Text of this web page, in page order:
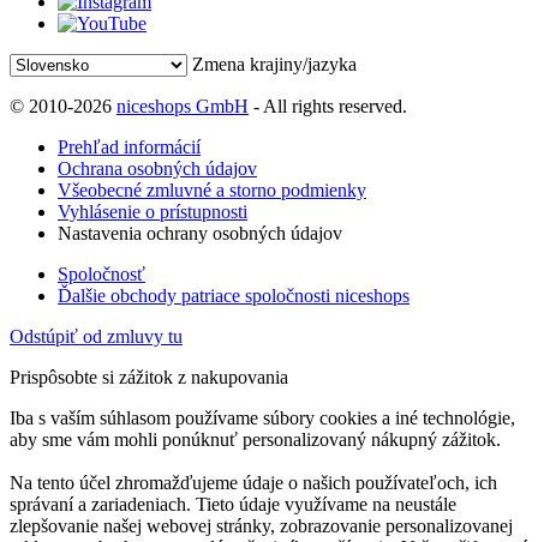
Zmena krajiny/jazyka
© 2010-2026 niceshops GmbH - All rights reserved.
Prehľad informácií
Ochrana osobných údajov
Všeobecné zmluvné a storno podmienky
Vyhlásenie o prístupnosti
Nastavenia ochrany osobných údajov
Spoločnosť
Ďalšie obchody patriace spoločnosti niceshops
Odstúpiť od zmluvy tu
Prispôsobte si zážitok z nakupovania
Iba s vaším súhlasom používame súbory cookies a iné technológie,
aby sme vám mohli ponúknuť personalizovaný nákupný zážitok.
Na tento účel zhromažďujeme údaje o našich používateľoch, ich
správaní a zariadeniach. Tieto údaje využívame na neustále
zlepšovanie našej webovej stránky, zobrazovanie personalizovanej